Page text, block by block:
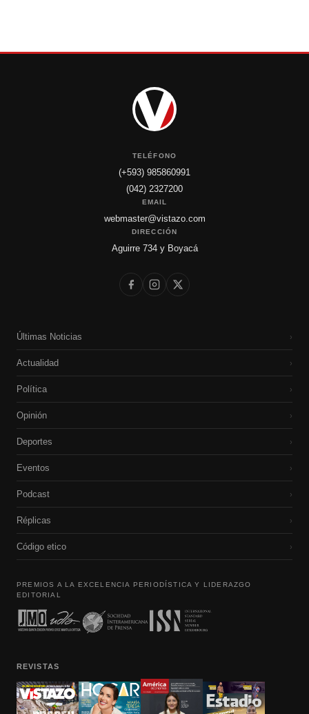
TELÉFONO
(+593) 985860991
(042) 2327200
EMAIL
webmaster@vistazo.com
DIRECCIÓN
Aguirre 734 y Boyacá
Últimas Noticias ›
Actualidad ›
Política ›
Opinión ›
Deportes ›
Eventos ›
Podcast ›
Réplicas ›
Código etico ›
PREMIOS A LA EXCELENCIA PERIODÍSTICA Y LIDERAZGO
EDITORIAL
REVISTAS